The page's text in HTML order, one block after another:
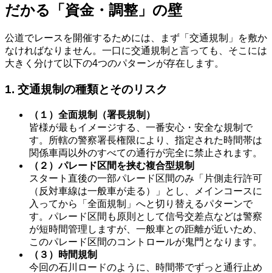
だかる「資金・調整」の壁
公道でレースを開催するためには、まず「交通規制」を敷か
なければなりません。一口に交通規制と言っても、そこには
大きく分けて以下の4つのパターンが存在します。
1. 交通規制の種類とそのリスク
（１）全面規制（署長規制）
皆様が最もイメージする、一番安心・安全な規制で
す。所轄の警察署長権限により、指定された時間帯は
関係車両以外のすべての通行が完全に禁止されます。
（２）パレード区間を挟む複合型規制
スタート直後の一部パレード区間のみ「片側走行許可
（反対車線は一般車が走る）」とし、メインコースに
入ってから「全面規制」へと切り替えるパターンで
す。パレード区間も原則として信号交差点などは警察
が短時間管理しますが、一般車との距離が近いため、
このパレード区間のコントロールが鬼門となります。
（３）時間規制
今回の石川ロードのように、時間帯でずっと通行止め